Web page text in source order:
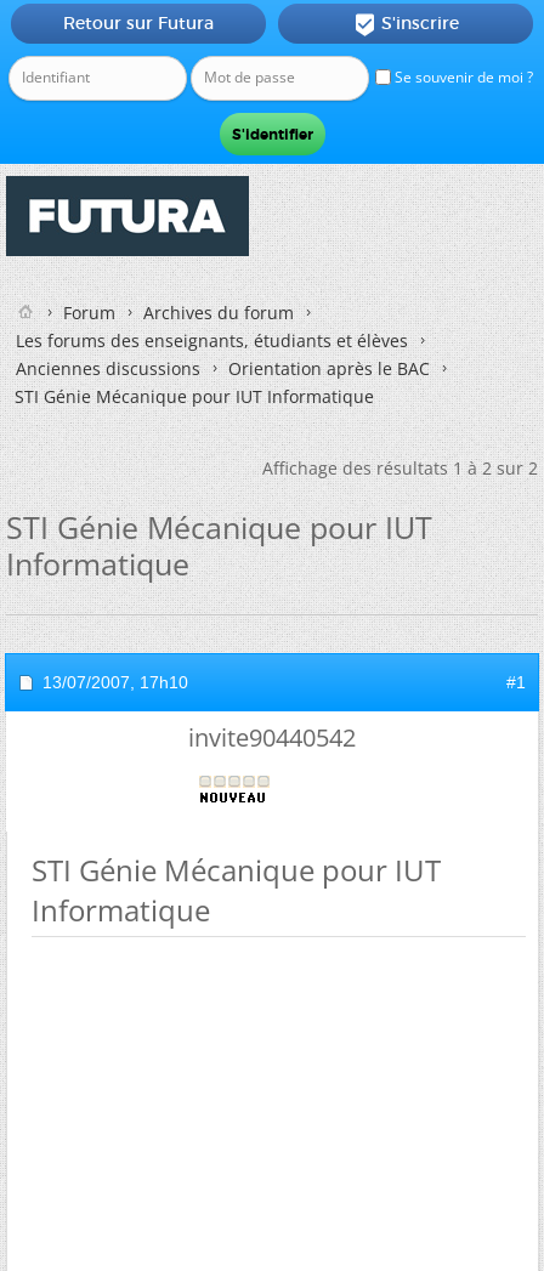
Se souvenir de moi ?
Retour sur Futura  S'inscrire
Forum
Archives du forum
Les forums des enseignants, étudiants et élèves
Anciennes discussions
Orientation après le BAC
STI Génie Mécanique pour IUT Informatique
Affichage des résultats 1 à 2 sur 2
STI Génie Mécanique pour IUT
Informatique
13/07/2007, 17h10 #1
invite90440542
STI Génie Mécanique pour IUT
Informatique